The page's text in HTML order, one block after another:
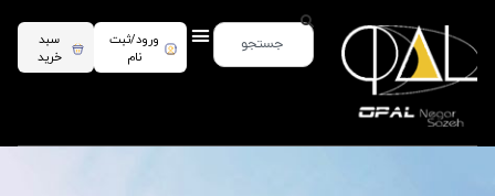
ورود/ثبت
نام
سبد
خرید